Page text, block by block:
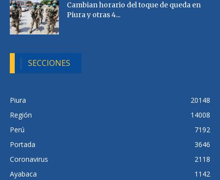
Cambian horario del toque de queda en
Piura y otras 4...
SECCIONES
Piura
20148
Región
14008
Perú
7192
Portada
3646
Coronavirus
2118
Ayabaca
1142